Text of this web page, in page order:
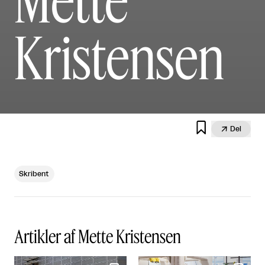
Kristensen
  Del
Skribent
Artikler af Mette Kristensen